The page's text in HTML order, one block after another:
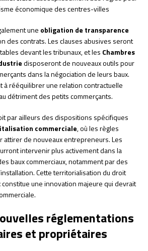
économique des centres-villes
une obligation de transparence
des contrats. Les clauses abusives seront
devant les tribunaux, et les Chambres
disposeront de nouveaux outils pour
dans la négociation de leurs baux.
à rééquilibrer une relation contractuelle
détriment des petits commerçants.
par ailleurs des dispositions spécifiques
commerciale, où les règles
attirer de nouveaux entrepreneurs. Les
intervenir plus activement dans la
baux commerciaux, notamment par des
Cette territorialisation du droit
constitue une innovation majeure qui devrait
réglementations
et propriétaires